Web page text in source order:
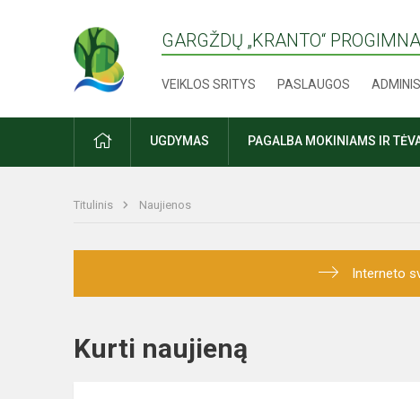
GARGŽDŲ „KRANTO“
VEIKLOS SRITYS PASLAUGOS
PRADŽIAUGDYMAS PAGALBA MOKINIAMS IR
Titulinis Naujienos
Interneto
Kurti naujieną